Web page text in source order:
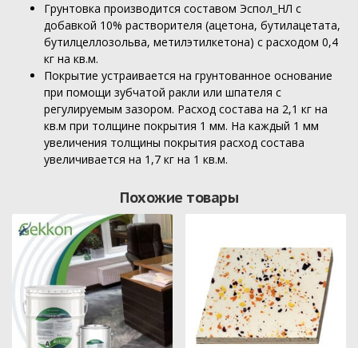
Грунтовка производится составом Эспол_НЛ с
добавкой 10% растворителя (ацетона, бутилацетата,
бутилцеллозольва, метилэтилкетона) с расходом 0,4
кг на кв.м.
Покрытие устраивается на грунтованное основание
при помощи зубчатой ракли или шпателя с
регулируемым зазором. Расход состава на 2,1 кг на
кв.м при толщине покрытия 1 мм. На каждый 1 мм
увеличения толщины покрытия расход состава
увеличивается на 1,7 кг на 1 кв.м.
Похожие товары